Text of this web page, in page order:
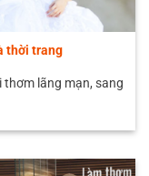
thời trang
thơm lãng mạn, sang